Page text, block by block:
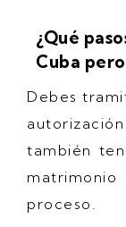
¿Qué
Cuba
Debes
también
proceso.